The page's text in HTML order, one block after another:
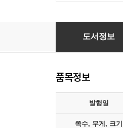
낯선 곳에 대책 없
도서정보
품목정보
발행일
쪽수, 무게, 크기